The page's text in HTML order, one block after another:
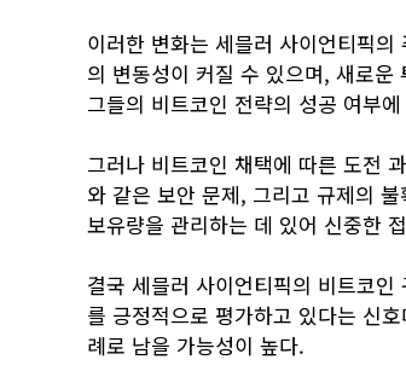
이러한 변화는 세믈러 사이언티픽
의 변동성이 커질 수 있으며, 새로
그들의 비트코인 전략의 성공 여부
그러나 비트코인 채택에 따른 도전
와 같은 보안 문제, 그리고 규제의
보유량을 관리하는 데 있어 신중한
결국 세믈러 사이언티픽의 비트코
를 긍정적으로 평가하고 있다는 신
례로 남을 가능성이 높다.